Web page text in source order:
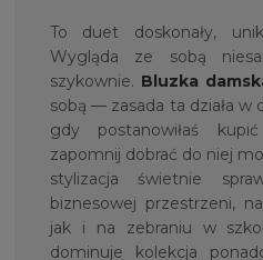
To duet doskonały,
Wygląda ze sobą
szykownie. Bluzka
sobą — zasada ta działa
gdy postanowiłaś
zapomnij dobrać do niej
stylizacja świetnie
biznesowej przestrzeni,
jak i na zebraniu w
dominuje kolekcja